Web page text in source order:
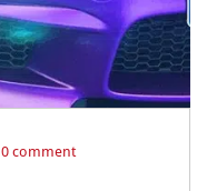
0 comment